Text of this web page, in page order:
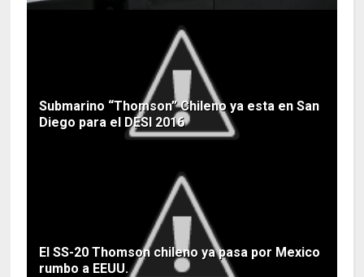
Submarino “Thomson” Chileno ya esta en San
Diego para el DESI 2016
El SS-20 Thomson chileno ya pasa por Mexico
rumbo a EEUU.